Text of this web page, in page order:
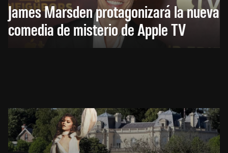
James Marsden protagonizará la nueva
comedia de misterio de Apple TV